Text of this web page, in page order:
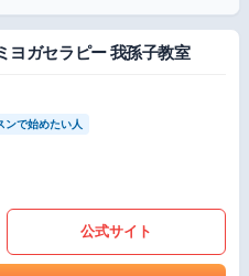
ヨガセラピー 我孫子教室
ンで始めたい人
公式サイト